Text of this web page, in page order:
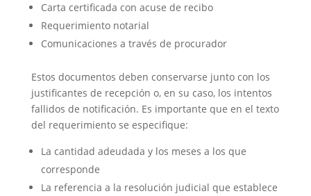
Carta certificada con acuse de recibo
Requerimiento notarial
Comunicaciones a través de procurador
Estos documentos deben conservarse junto con los
justificantes de recepción o, en su caso, los intentos
fallidos de notificación. Es importante que en el texto
del requerimiento se especifique:
La cantidad adeudada y los meses a los que
corresponde
La referencia a la resolución judicial que establece